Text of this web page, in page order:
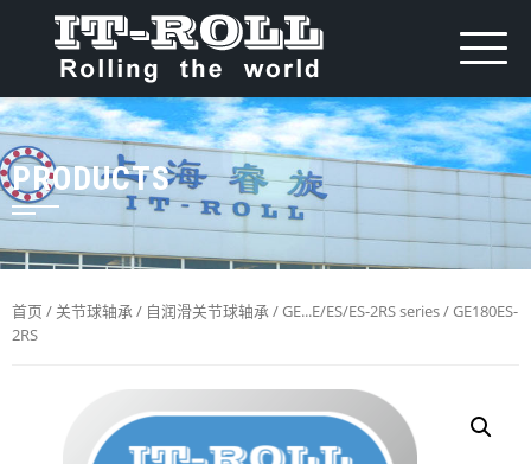
PRODUCTS
首页 / 关节球轴承/ 自润滑关节球轴承/GE...E/ES/ES-2RS series/ GE180ES-
2RS